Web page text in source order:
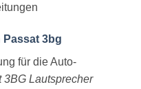
3bg
für die Auto-
3BG Lautsprecher